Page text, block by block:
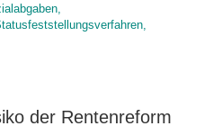
der Rentenreform